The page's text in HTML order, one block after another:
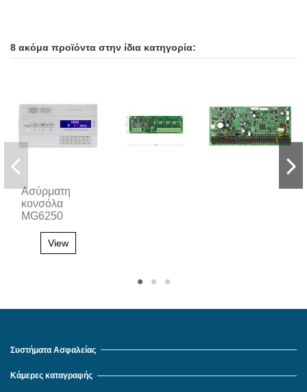
8 ακόμα προϊόντα στην ίδια κατηγορία:
Ασύρματη
κονσόλα
MG6250
View
Συστήματα Ασφαλείας
Κάμερες καταγραφής